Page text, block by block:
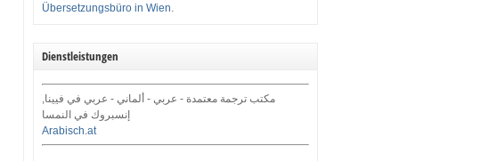
Übersetzungsbüro in Wien.
Dienstleistungen
مكتب ترجمة معتمدة - عربي - ألماني - عربي في فيينا,
إنسبروك في النمسا
Arabisch.at